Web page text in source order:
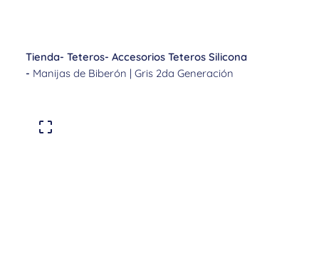
Tienda- Teteros- Accesorios Teteros Silicona
- Manijas de Biberón | Gris 2da Generación